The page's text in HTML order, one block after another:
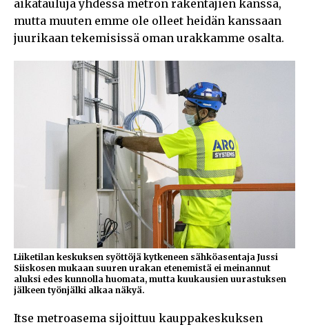
aikatauluja yhdessä metron rakentajien kanssa,
mutta muuten emme ole olleet heidän kanssaan
juurikaan tekemisissä oman urakkamme osalta.
Liiketilan keskuksen syöttöjä kytkeneen sähköasentaja Jussi
Siiskosen mukaan suuren urakan etenemistä ei meinannut
aluksi edes kunnolla huomata, mutta kuukausien uurastuksen
jälkeen työnjälki alkaa näkyä.
Itse metroasema sijoittuu kauppakeskuksen